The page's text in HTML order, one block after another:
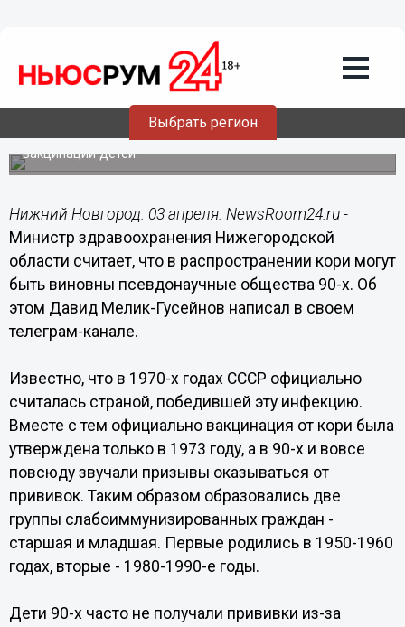
Выбрать регион
Мелик-Гусейнов обвинил в
возникновении кори псевдонаучные
спецобщества в 90-х
Они побуждали молодых родителей отказываться от
вакцинации детей.
Нижний Новгород. 03 апреля. NewsRoom24.ru -
Министр здравоохранения Нижегородской
области считает, что в распространении кори могут
быть виновны псевдонаучные общества 90-х. Об
этом Давид Мелик-Гусейнов написал в своем
телеграм-канале.
Известно, что в 1970-х годах СССР официально
считалась страной, победившей эту инфекцию.
Вместе с тем официально вакцинация от кори была
утверждена только в 1973 году, а в 90-х и вовсе
повсюду звучали призывы оказываться от
прививок. Таким образом образовались две
группы слабоиммунизированных граждан -
старшая и младшая. Первые родились в 1950-1960
годах, вторые - 1980-1990-е годы.
Дети 90-х часто не получали прививки из-за